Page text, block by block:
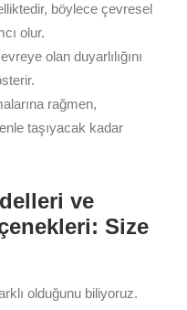
böylece çevresel
olur.
olan duyarlılığını
rağmen,
taşıyacak kadar
ve
Size
olduğunu biliyoruz.